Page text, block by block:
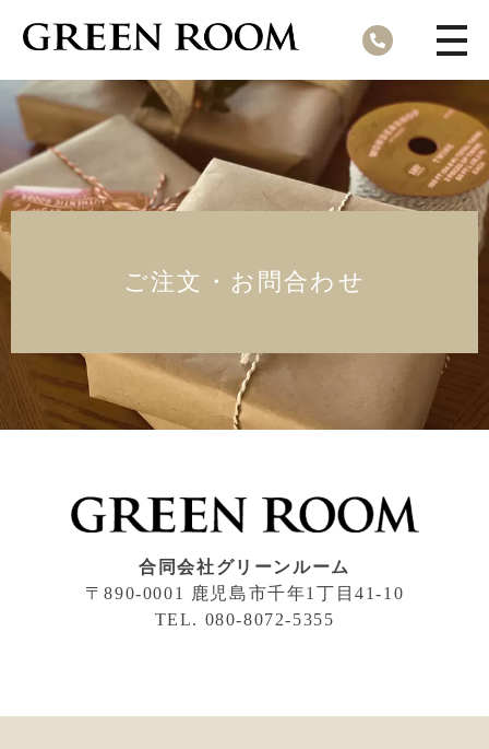
ご注文・お問合わせ
合同会社グリーンルーム
〒890-0001 鹿児島市千年1丁目41-10
TEL. 080-8072-5355